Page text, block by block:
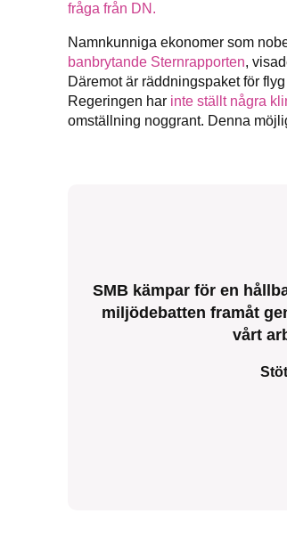
fråga från DN.
Namnkunniga ekonomer som
banbrytande Sternrapporten,
Däremot är räddningspaket för
Regeringen har inte ställt några
omställning noggrant. Denna
SMB kämpar för en
miljödebatten framåt
vårt